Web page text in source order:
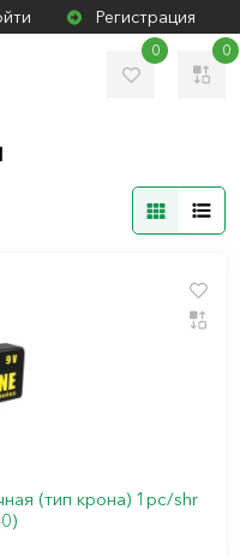
Регистрация
0 0
(тип крона) 1pc/shr